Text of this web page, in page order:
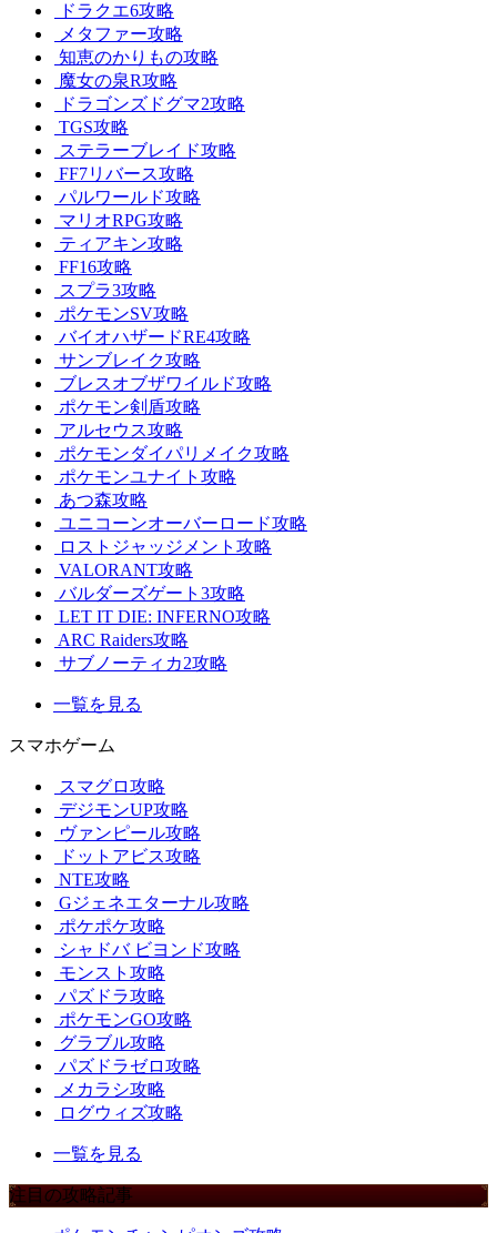
ドラクエ6攻略
メタファー攻略
知恵のかりもの攻略
魔女の泉R攻略
ドラゴンズドグマ2攻略
TGS攻略
ステラーブレイド攻略
FF7リバース攻略
パルワールド攻略
マリオRPG攻略
ティアキン攻略
FF16攻略
スプラ3攻略
ポケモンSV攻略
バイオハザードRE4攻略
サンブレイク攻略
ブレスオブザワイルド攻略
ポケモン剣盾攻略
アルセウス攻略
ポケモンダイパリメイク攻略
ポケモンユナイト攻略
あつ森攻略
ユニコーンオーバーロード攻略
ロストジャッジメント攻略
VALORANT攻略
バルダーズゲート3攻略
LET IT DIE: INFERNO攻略
ARC Raiders攻略
サブノーティカ2攻略
一覧を見る
スマホゲーム
スマグロ攻略
デジモンUP攻略
ヴァンピール攻略
ドットアビス攻略
NTE攻略
Gジェネエターナル攻略
ポケポケ攻略
シャドバ ビヨンド攻略
モンスト攻略
パズドラ攻略
ポケモンGO攻略
グラブル攻略
パズドラゼロ攻略
メカラシ攻略
ログウィズ攻略
一覧を見る
注目の攻略記事